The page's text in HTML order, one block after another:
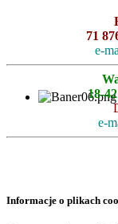
71
e-
18-
e-
Informacje o plikach